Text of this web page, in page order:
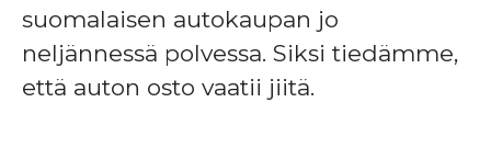
suomalaisen autokaupan jo
neljännessä polvessa. Siksi tiedämme,
että auton osto vaatii jiitä.